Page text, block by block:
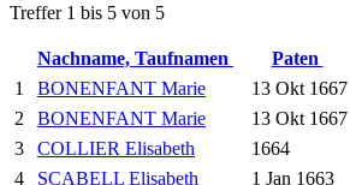
Treffer 1 bis 5 von 5
Nachname, Taufnamen Paten
1
BONENFANT Marie 13 Okt 1667
2
BONENFANT Marie 13 Okt 1667
3
COLLIER Elisabeth 1664
4
SCABELL Elisabeth 1 Jan 1663